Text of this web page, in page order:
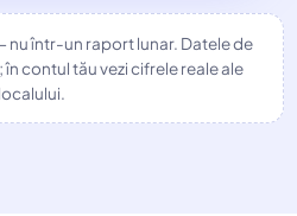
nu într-un raport lunar. Datele de
în contul tău vezi cifrele reale ale
localului.